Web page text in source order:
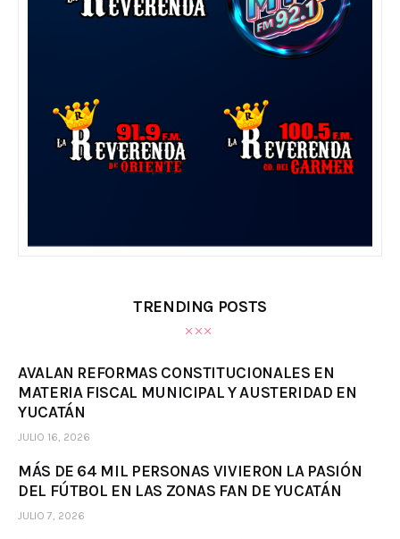
TRENDING POSTS
AVALAN REFORMAS CONSTITUCIONALES EN
MATERIA FISCAL MUNICIPAL Y AUSTERIDAD EN
YUCATÁN
JULIO 16, 2026
MÁS DE 64 MIL PERSONAS VIVIERON LA PASIÓN
DEL FÚTBOL EN LAS ZONAS FAN DE YUCATÁN
JULIO 7, 2026